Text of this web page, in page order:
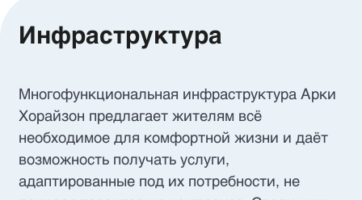
Инфраструктура
Многофункциональная инфраструктура Арки
Хорайзон предлагает жителям всё
необходимое для комфортной жизни и даёт
возможность получать услуги,
адаптированные под их потребности, не